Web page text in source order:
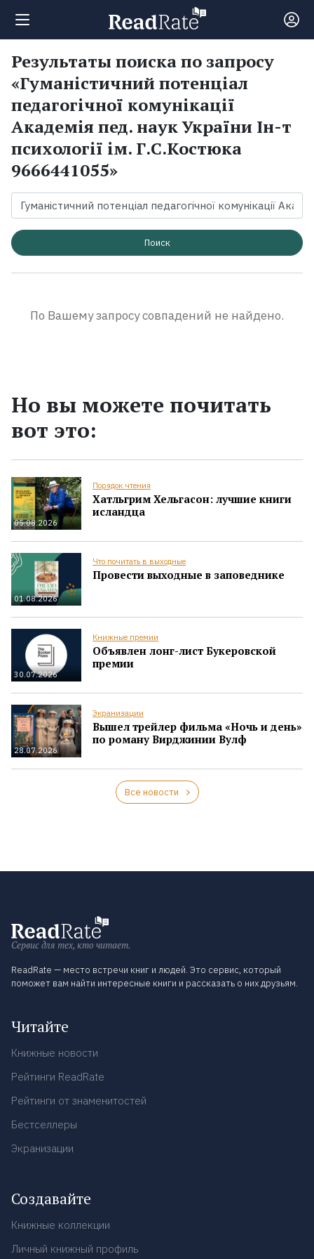
Поиск
Новости
Рейтинги
Книги
Экранизации
Результаты поиска по запросу
«Гуманістичний потенціал
педагогічної комунікації
Академія пед. наук України Ін-т
психології ім. Г.С.Костюка
9666441055»
Поиск
По Вашему запросу совпадений не найдено.
Но вы можете почитать
вот это:
05.08.2026
Порядок чтения
Хатльгрим Хельгасон: лучшие книги
исландца
01.08.2026
Что почитать в выходные
Провести выходные в заповеднике
30.07.2026
Книжные премии
Объявлен лонг-лист Букеровской
премии
28.07.2026
Экранизации
Вышел трейлер фильма «Ночь и день»
по роману Вирджинии Вулф
Все новости
Сервис для тех, кто читает.
ReadRate — место встречи книг и людей. Это сервис, который
поможет вам найти интересные книги и рассказать о них друзьям.
Читайте
Книжные новости
Рейтинги ReadRate
Рейтинги от знаменитостей
Бестселлеры
Экранизации
Создавайте
Книжные коллекции
Личный книжный профиль